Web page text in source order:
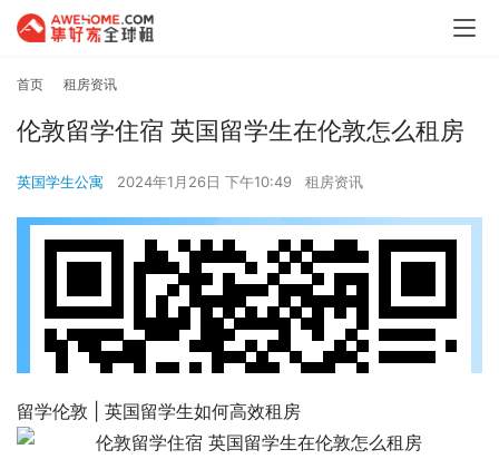
首页 租房资讯
伦敦留学住宿 英国留学生在伦敦怎么租房
英国学生公寓 2024年1月26日 下午10:49 租房资讯
留学伦敦 | 英国留学生如何高效租房